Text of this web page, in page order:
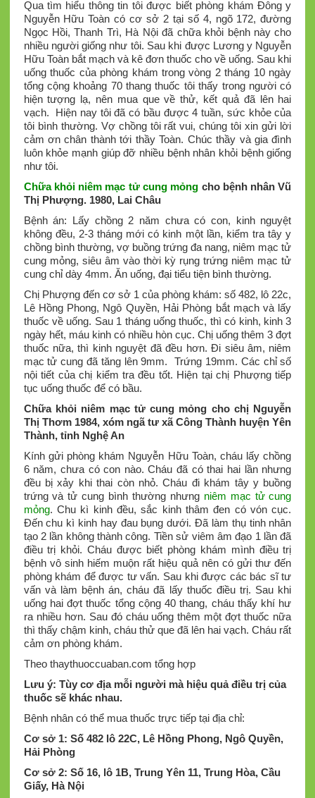
Qua tìm hiểu thông tin tôi được biết phòng khám Đông y
Nguyễn Hữu Toàn có cơ sở 2 tại số 4, ngõ 172, đường
Ngọc Hồi, Thanh Trì, Hà Nội đã chữa khỏi bệnh này cho
nhiều người giống như tôi. Sau khi được Lương y Nguyễn
Hữu Toàn bắt mạch và kê đơn thuốc cho về uống. Sau khi
uống thuốc của phòng khám trong vòng 2 tháng 10 ngày
tổng cộng khoảng 70 thang thuốc tôi thấy trong người có
hiện tượng lạ, nên mua que về thử, kết quả đã lên hai
vạch. Hiện nay tôi đã có bầu được 4 tuần, sức khỏe của
tôi bình thường. Vợ chồng tôi rất vui, chúng tôi xin gửi lời
cảm ơn chân thành tới thầy Toàn. Chúc thầy và gia đình
luôn khỏe mạnh giúp đỡ nhiều bệnh nhân khỏi bệnh giống
như tôi.
Chữa khỏi niêm mạc tử cung mỏng cho bệnh nhân Vũ
Thị Phượng. 1980, Lai Châu
Bệnh án: Lấy chồng 2 năm chưa có con, kinh nguyệt
không đều, 2-3 tháng mới có kinh một lần, kiểm tra tây y
chồng bình thường, vợ buồng trứng đa nang, niêm mạc tử
cung mỏng, siêu âm vào thời kỳ rụng trứng niêm mạc tử
cung chỉ dày 4mm. Ăn uống, đại tiểu tiện bình thường.
Chị Phượng đến cơ sở 1 của phòng khám: số 482, lô 22c,
Lê Hồng Phong, Ngô Quyền, Hải Phòng bắt mạch và lấy
thuốc về uống. Sau 1 tháng uống thuốc, thì có kinh, kinh 3
ngày hết, máu kinh có nhiều hòn cục. Chị uống thêm 3 đợt
thuốc nữa, thì kinh nguyệt đã đều hơn. Đi siêu âm, niêm
mạc tử cung đã tăng lên 9mm. Trứng 19mm. Các chỉ số
nội tiết của chị kiểm tra đều tốt. Hiện tại chị Phượng tiếp
tục uống thuốc để có bầu.
Chữa khỏi niêm mạc tử cung mỏng cho chị Nguyễn
Thị Thơm 1984, xóm ngã tư xã Công Thành huyện Yên
Thành, tỉnh Nghệ An
Kính gửi phòng khám Nguyễn Hữu Toàn, cháu lấy chồng
6 năm, chưa có con nào. Cháu đã có thai hai lần nhưng
đều bị xảy khi thai còn nhỏ. Cháu đi khám tây y buồng
trứng và tử cung bình thường nhưng niêm mạc tử cung
mỏng. Chu kì kinh đều, sắc kinh thâm đen có vón cục.
Đến chu kì kinh hay đau bụng dưới. Đã làm thụ tinh nhân
tạo 2 lần không thành công. Tiền sử viêm âm đạo 1 lần đã
điều trị khỏi. Cháu được biết phòng khám mình điều trị
bệnh vô sinh hiếm muộn rất hiệu quả nên có gửi thư đến
phòng khám để được tư vấn. Sau khi được các bác sĩ tư
vấn và làm bệnh án, cháu đã lấy thuốc điều trị. Sau khi
uống hai đợt thuốc tổng cộng 40 thang, cháu thấy khí hư
ra nhiều hơn. Sau đó cháu uống thêm một đợt thuốc nữa
thì thấy chậm kinh, cháu thử que đã lên hai vạch. Cháu rất
cảm ơn phòng khám.
Theo thaythuoccuaban.com tổng hợp
Lưu ý: Tùy cơ địa mỗi người mà hiệu quả điều trị của
thuốc sẽ khác nhau.
Bệnh nhân có thể mua thuốc trực tiếp tại địa chỉ:
Cơ sở 1: Số 482 lô 22C, Lê Hồng Phong, Ngô Quyền,
Hải Phòng
Cơ sở 2: Số 16, lô 1B, Trung Yên 11, Trung Hòa, Cầu
Giấy, Hà Nội